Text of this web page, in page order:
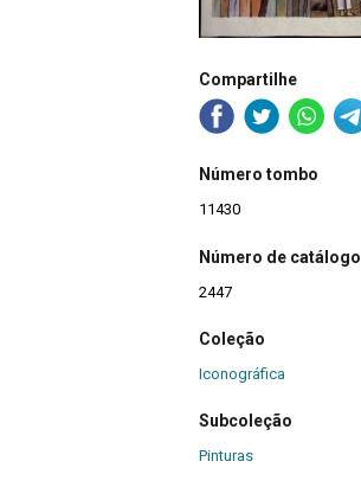
Compartilhe
Número tombo
11430
Número de catálogo
2447
Coleção
Iconográfica
Subcoleção
Pinturas